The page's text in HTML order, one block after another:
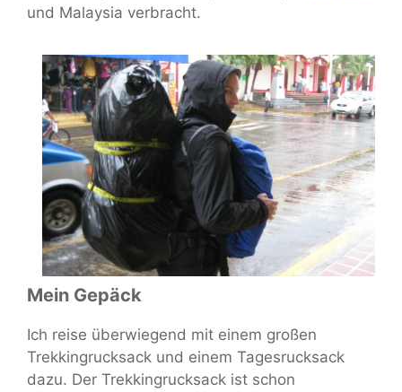
und Malaysia verbracht.
Mein Gepäck
Ich reise überwiegend mit einem großen
Trekkingrucksack und einem Tagesrucksack
dazu. Der Trekkingrucksack ist schon